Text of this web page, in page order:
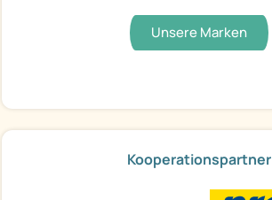
Unsere Marken
Kooperationspartner